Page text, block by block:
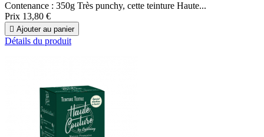
Contenance : 350g Très punchy, cette teinture Haute...
Prix 13,80 €
 Ajouter au panier
Détails du produit